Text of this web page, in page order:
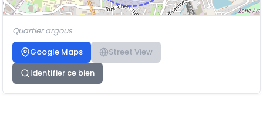
Quartier argous
Google Maps
Street View
Identifier ce bien